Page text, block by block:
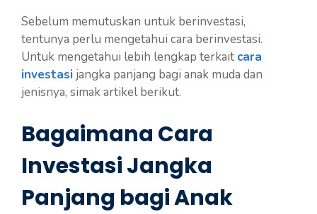
Sebelum memutuskan untuk berinvestasi,
tentunya perlu mengetahui cara berinvestasi.
Untuk mengetahui lebih lengkap terkait cara
investasi jangka panjang bagi anak muda dan
jenisnya, simak artikel berikut.
Bagaimana Cara
Investasi Jangka
Panjang bagi Anak